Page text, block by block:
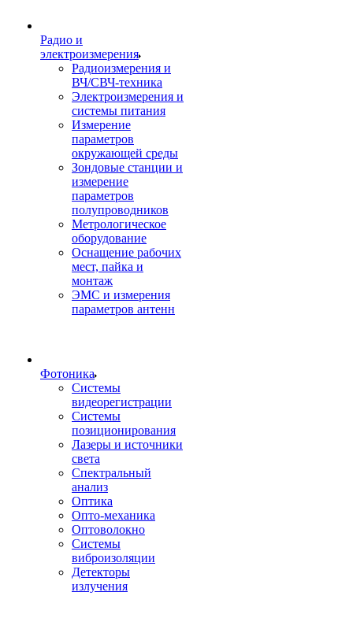
Радио и
электроизмерения
Радиоизмерения и
ВЧ/СВЧ-техника
Электроизмерения и
системы питания
Измерение
параметров
окружающей среды
Зондовые станции и
измерение
параметров
полупроводников
Метрологическое
оборудование
Оснащение рабочих
мест, пайка и
монтаж
ЭМС и измерения
параметров антенн
Фотоника
Cистемы
видеорегистрации
Системы
позиционирования
Лазеры и источники
света
Спектральный
анализ
Оптика
Опто-механика
Оптоволокно
Системы
виброизоляции
Детекторы
излучения